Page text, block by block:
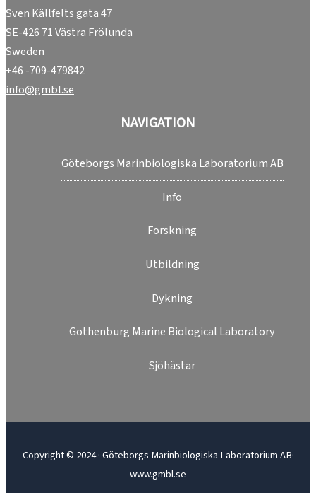
Sven Källfelts gata 47
SE-426 71 Västra Frölunda
Sweden
+46 -709-479842
info@gmbl.se
NAVIGATION
Göteborgs Marinbiologiska Laboratorium AB
Info
Forskning
Utbildning
Dykning
Gothenburg Marine Biological Laboratory
Sjöhästar
Copyright © 2024 · Göteborgs Marinbiologiska Laboratorium AB·
www.gmbl.se